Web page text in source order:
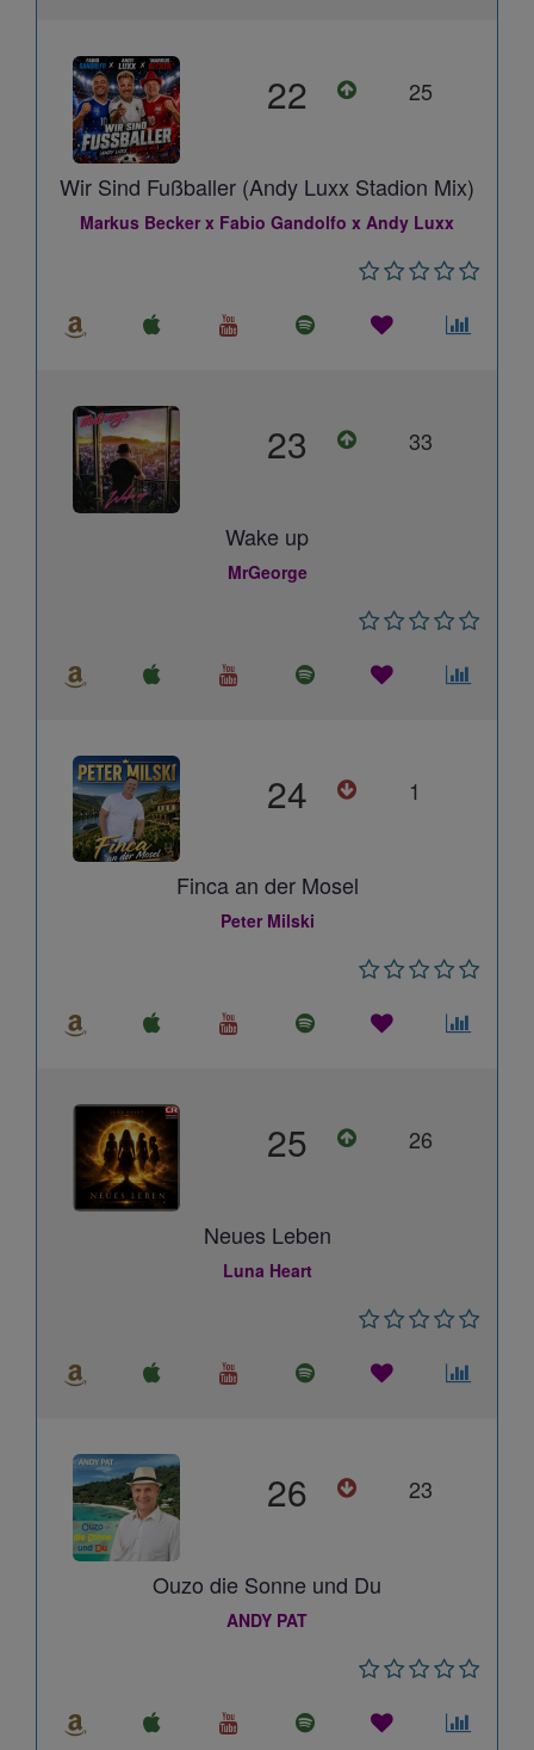
22 25
Wir Sind Fußballer (Andy Luxx Stadion Mix)
Markus Becker x Fabio Gandolfo x Andy Luxx
23 33
Wake up
MrGeorge
24 1
Finca an der Mosel
Peter Milski
25 26
Neues Leben
Luna Heart
26 23
Ouzo die Sonne und Du
ANDY PAT